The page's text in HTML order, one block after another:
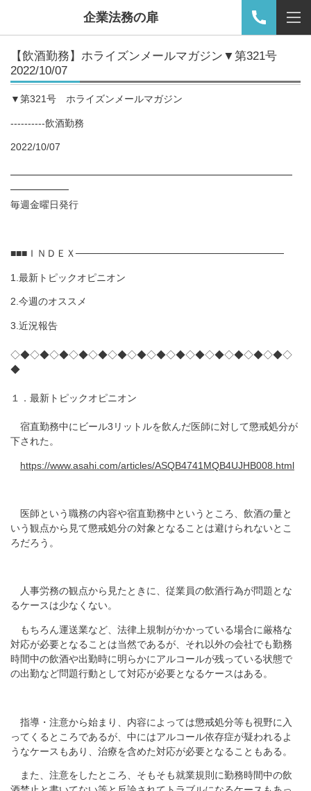
企業法務の扉
【飲酒勤務 】ホライズンメールマガジン▼第321号
2022/10/07
▼第321号 ホライズンメールマガジン
----------飲酒勤務
2022/10/07
━━━━━━━━━━━━━━━━━━━━━━━━━━━━━
━━━━━━
毎週金曜日発行
■■■ＩＮＤＥＸ──────────────────────────────
1.最新トピックオピニオン
2.今週のオススメ
3.近況報告
◇◆◇◆◇◆◇◆◇◆◇◆◇◆◇◆◇◆◇◆◇◆◇◆◇◆◇◆◇
◆
１．最新トピックオピニオン
宿直勤務中にビール3リットルを飲んだ医師に対して懲戒処分が
下された。
https://www.asahi.com/articles/ASQB4741MQB4UJHB008.html
医師という職務の内容や宿直勤務中というところ、飲酒の量と
いう観点から見て懲戒処分の対象となることは避けられないとこ
ろだろう。
人事労務の観点から見たときに、従業員の飲酒行為が問題とな
るケースは少なくない。
もちろん運送業など、法律上規制がかかっている場合に厳格な
対応が必要となることは当然であるが、それ以外の会社でも勤務
時間中の飲酒や出勤時に明らかにアルコールが残っている状態で
の出勤など問題行動として対応が必要となるケースはある。
指導・注意から始まり、内容によっては懲戒処分等も視野に入
ってくるところであるが、中にはアルコール依存症が疑われるよ
うなケースもあり、治療を含めた対応が必要となることもある。
また、注意をしたところ、そもそも就業規則に勤務時間中の飲